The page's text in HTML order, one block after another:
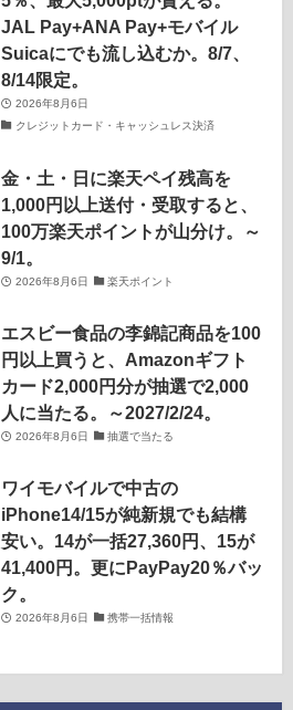
JAL Pay+ANA Pay+モバイル
Suicaにでも流し込むか。8/7、
8/14限定。
2026年8月6日
クレジットカード・キャッシュレス決済
金・土・日に楽天ペイ残高を
1,000円以上送付・受取すると、
100万楽天ポイントが山分け。～
9/1。
2026年8月6日 楽天ポイント
エスビー食品の李錦記商品を100
円以上買うと、Amazonギフト
カード2,000円分が抽選で2,000
人に当たる。～2027/2/24。
2026年8月6日 抽選で当たる
ワイモバイルで中古の
iPhone14/15が純新規でも結構
安い。14が一括27,360円、15が
41,400円。更にPayPay20％バッ
ク。
2026年8月6日 携帯一括情報